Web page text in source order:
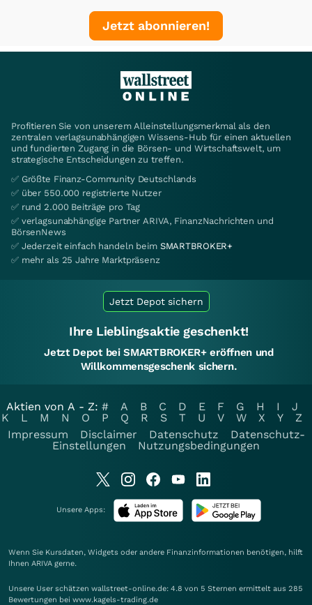
Jetzt abonnieren!
Profitieren Sie von unserem Alleinstellungsmerkmal als den
zentralen verlagsunabhängigen Wissens-Hub für einen aktuellen
und fundierten Zugang in die Börsen- und Wirtschaftswelt, um
strategische Entscheidungen zu treffen.
✅ Größte Finanz-Community Deutschlands
✅ über 550.000 registrierte Nutzer
✅ rund 2.000 Beiträge pro Tag
✅ verlagsunabhängige Partner ARIVA, FinanzNachrichten und
BörsenNews
✅ Jederzeit einfach handeln beim SMARTBROKER+
✅ mehr als 25 Jahre Marktpräsenz
Jetzt Depot sichern
Ihre Lieblingsaktie geschenkt!
Jetzt Depot bei SMARTBROKER+ eröffnen und
Willkommensgeschenk sichern.
Aktien von A - Z: # A B C D E F G H I
J
K
L M N O P Q R S T U V W X Y
Z
Impressum
Disclaimer Datenschutz
Datenschutz-
Einstellungen
Nutzungsbedingungen
Unsere Apps:
Wenn Sie Kursdaten, Widgets oder andere Finanzinformationen benötigen, hilft
Ihnen ARIVA gerne.
Unsere User schätzen wallstreet-online.de: 4.8 von 5 Sternen ermittelt aus 285
Bewertungen bei www.kagels-trading.de